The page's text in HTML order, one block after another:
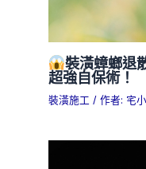
裝潢蟑螂退
超強自保術！
裝潢施工 / 作者: 宅